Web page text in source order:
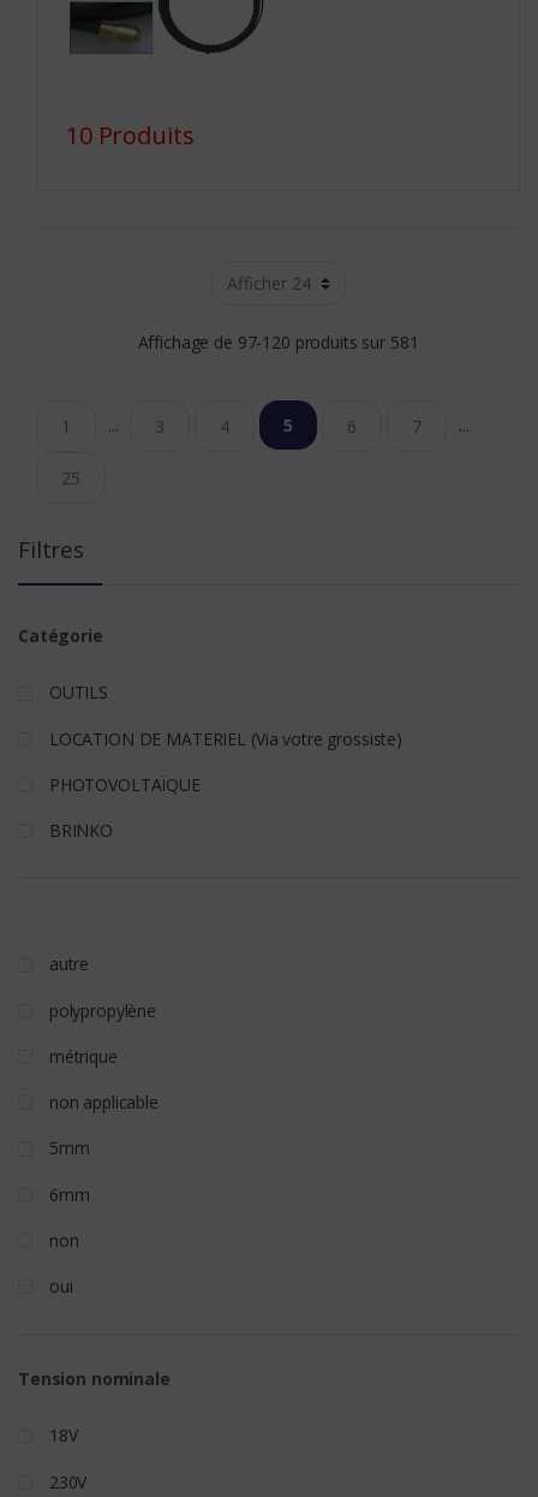
10 Produits
Affichage de 97-120 produits sur 581
1 ... 3 4 5 6 7 ...
25
Filtres
Catégorie
OUTILS
LOCATION DE MATERIEL (Via votre grossiste)
PHOTOVOLTAÏQUE
BRINKO
autre
polypropylène
métrique
non applicable
5mm
6mm
non
oui
Tension nominale
18V
230V